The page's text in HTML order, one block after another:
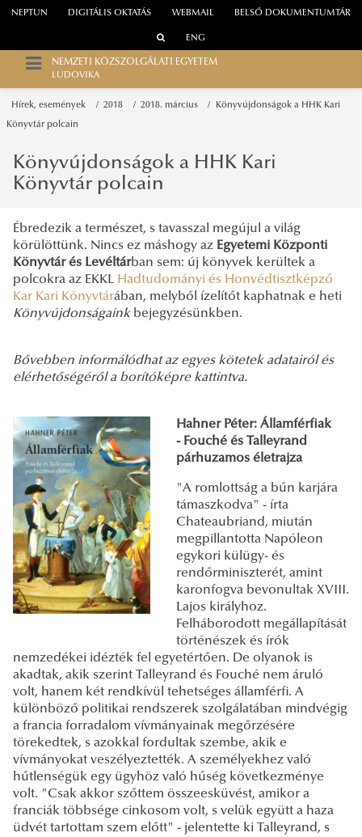
WEBMAIL
NEPTUN DIGITÁLIS OKTATÁS BELSŐ DOKUMENTUMTÁR
ENG
NEMZETI KÖZSZOLGÁLATI EGYETEM
LUDOVIKA
Hírek, események 2018 2018. március Könyvújdonságok a HHK Kari
Könyvtár polcain
Könyvújdonságok a HHK Kari
Könyvtár polcain
Ébredezik a természet, s tavasszal megújul a világ
körülöttünk. Nincs ez máshogy az Egyetemi Központi
Könyvtár és Levéltárban sem: új könyvek kerültek a
polcokra az EKKL Hadtudományi és Honvédtisztképző
Kar Kari Könyvtárában, melyből ízelítőt kaphatnak e heti
Könyvújdonságainkbejegyzésünkben.
Bővebben informálódhat az egyes kötetek adatairól és
elérhetőségéről a borítóképre kattintva.
Hahner Péter: Államférfiak
- Fouché és Talleyrand
párhuzamos életrajza
"A romlottság a bűn karjára
támaszkodva" - írta
Chateaubriand, miután
megpillantotta Napóleon
egykori külügy- és
rendőrminiszterét, amint
karonfogva bevonultak XVIII.
Lajos királyhoz.
Felháborodott megállapítását
történészek és írók
nemzedékei idézték fel egyetértően. De olyanok is
akadtak, akik szerint Talleyrand és Fouché nem áruló
volt, hanem két rendkívül tehetséges államférfi. A
különböző politikai rendszerek szolgálatában mindvégig
a francia forradalom vívmányainak megőrzésére
törekedtek, s azokkal fordultak szembe, akik e
vívmányokat veszélyeztették. A személyekhez való
hűtlenségük egy ügyhöz való hűség következménye
volt. "Csak akkor szőttem összeesküvést, amikor a
franciák többsége cinkosom volt, s velük együtt a haza
üdvét tartottam szem előtt" - jelentette ki Talleyrand, s